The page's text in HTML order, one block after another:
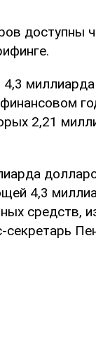
доступны
2,21
4,3
средств,